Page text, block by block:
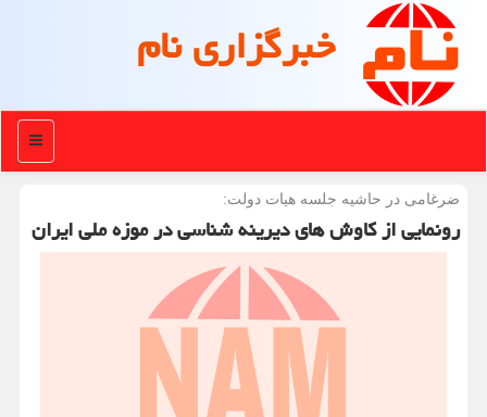
خبرگزاری نام
منو
ضرغامی در حاشیه جلسه هیات دولت:
رونمایی از کاوش های دیرینه شناسی در موزه ملی ایران